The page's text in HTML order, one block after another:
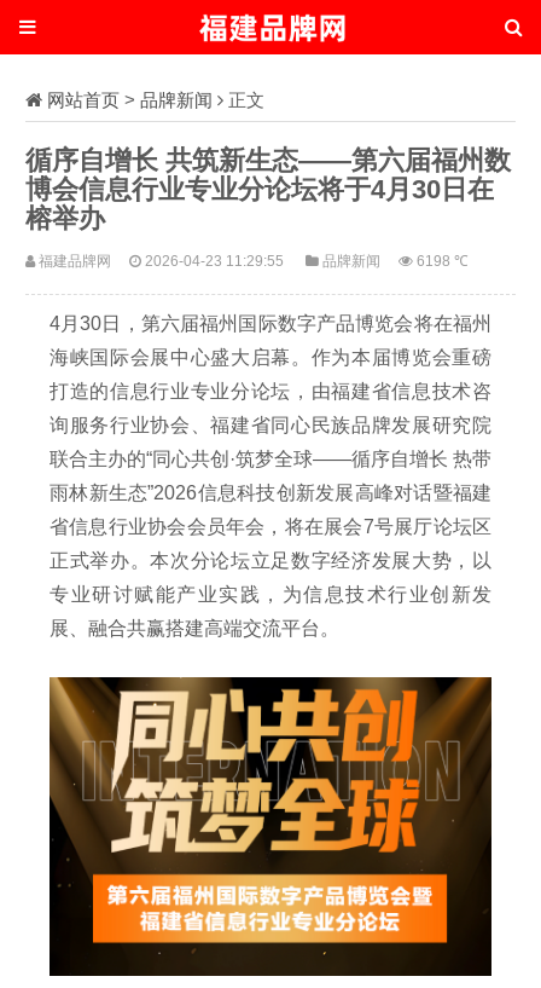
网站首页 > 品牌新闻 正文
循序自增长 共筑新生态——第六届福州数
博会信息行业专业分论坛将于4月30日在
榕举办
福建品牌网 2026-04-23 11:29:55 品牌新闻 6198 ℃
4月30日，第六届福州国际数字产品博览会将在福州
海峡国际会展中心盛大启幕。作为本届博览会重磅
打造的信息行业专业分论坛，由福建省信息技术咨
询服务行业协会、福建省同心民族品牌发展研究院
联合主办的“同心共创·筑梦全球——循序自增长 热带
雨林新生态”2026信息科技创新发展高峰对话暨福建
省信息行业协会会员年会，将在展会7号展厅论坛区
正式举办。本次分论坛立足数字经济发展大势，以
专业研讨赋能产业实践，为信息技术行业创新发
展、融合共赢搭建高端交流平台。